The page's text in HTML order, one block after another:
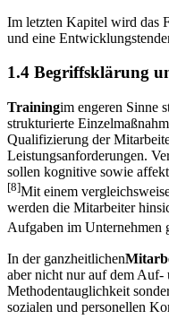
Im letzten Kapitel wird das
und eine
1.4 Begriffsklärung
Trainingim engeren Sinne
strukturierte
Qualifizierung der
Leistungsanforderungen.
sollen kognitive sowie
[8]Mit einem
werden die Mitarbeiter
Aufgaben im Unternehmen
In der ganzheitlichen
aber nicht nur auf dem Auf-
Methodentauglichkeit
sozialen und personellen